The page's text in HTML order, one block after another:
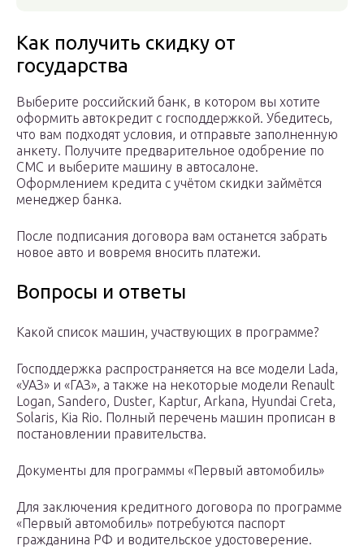
Как получить скидку от
государства
Выберите российский банк, в котором вы хотите
оформить автокредит с господдержкой. Убедитесь,
что вам подходят условия, и отправьте заполненную
анкету. Получите предварительное одобрение по
СМС и выберите машину в автосалоне.
Оформлением кредита с учётом скидки займётся
менеджер банка.
После подписания договора вам останется забрать
новое авто и вовремя вносить платежи.
Вопросы и ответы
Какой список машин, участвующих в программе?
Господдержка распространяется на все модели Lada,
«УАЗ» и «ГАЗ», а также на некоторые модели Renault
Logan, Sandero, Duster, Kaptur, Arkana, Hyundai Creta,
Solaris, Kia Rio. Полный перечень машин прописан в
постановлении правительства.
Документы для программы «Первый автомобиль»
Для заключения кредитного договора по программе
«Первый автомобиль» потребуются паспорт
гражданина РФ и водительское удостоверение.